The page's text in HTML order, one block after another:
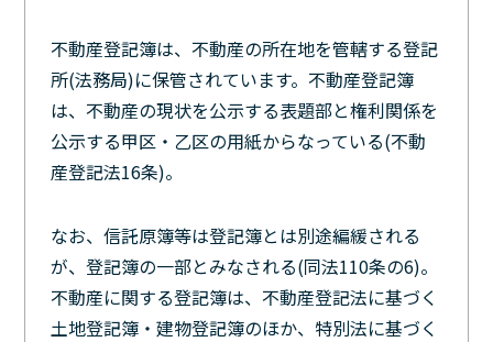
不動産登記簿は、不動産の所在地を管轄する登記
所(法務局)に保管されています。不動産登記簿
は、不動産の現状を公示する表題部と権利関係を
公示する甲区・乙区の用紙からなっている(不動
産登記法16条)。
なお、信託原簿等は登記簿とは別途編緩される
が、登記簿の一部とみなされる(同法110条の6)。
不動産に関する登記簿は、不動産登記法に基づく
土地登記簿・建物登記簿のほか、特別法に基づく